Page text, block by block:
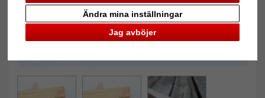
Jag avböjer
Ändra mina inställningar